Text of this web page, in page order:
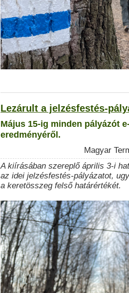
Lezárult a jelzésfestés-
Május 15-ig minden pályázót
eredményéről.
Magyar
A kiírásában szereplő április 3-i
az idei jelzésfestés-pályázatot,
a keretösszeg felső határértékét.